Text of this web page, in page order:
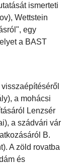
ismerteti
Wettstein
egy
a BAST
a mohácsi
Lenzsér
a szádvári vár
B.
A zöld rovatba
és